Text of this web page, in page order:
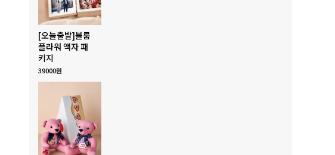
[오늘출발]블룸
플라워 액자 패
키지
39000원